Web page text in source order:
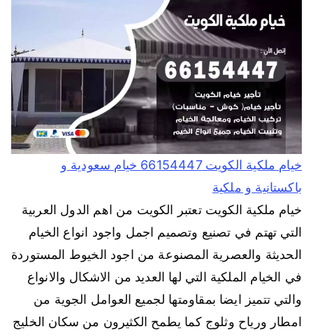
خيام ملكية الكويت 66154447 خيام سعودية و
باكستانية و ملكية
خيام ملكية الكويت تعتبر الكويت من اهم الدول العربية
التي تهتم في تصنيع وتصميم اجمل واجود انواع الخيام
الحديثة والعصرية المصنوعة من اجود الخيوط المستوردة
في الخيام الملكية التي لها العديد من الاشكال والانواع
والتي تتميز ايضا بمقاومتها لجميع العوامل الجوية من
امطار ورياح وثلوج كما يطمح الكثيرون من سكان الخليج